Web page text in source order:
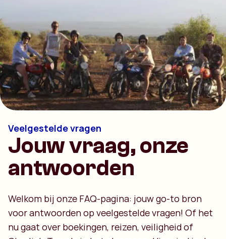
Veelgestelde vragen
Jouw vraag, onze
antwoorden
Welkom bij onze FAQ-pagina: jouw go-to bron
voor antwoorden op veelgestelde vragen! Of het
nu gaat over boekingen, reizen, veiligheid of